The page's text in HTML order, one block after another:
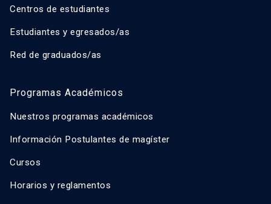
Centros de estudiantes
Estudiantes y egresados/as
Red de graduados/as
Programas Académicos
Nuestros programas académicos
Información Postulantes de magíster
Cursos
Horarios y reglamentos